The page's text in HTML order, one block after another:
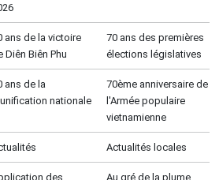
ans de la victoire
Diên Biên Phu
70 ans des premières
élections législatives
ans de la
nationale
70ème anniversaire de
l'Armée populaire
vietnamienne
Actualités locales
des Au gré de la plume